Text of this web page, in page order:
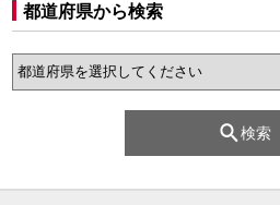
都道府県から検索
検索